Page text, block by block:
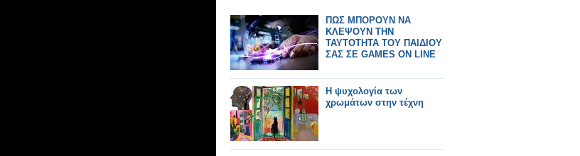
ΠΩΣ ΜΠΟΡΟΥΝ ΝΑ
ΚΛΕΨΟΥΝ ΤΗΝ
ΤΑΥΤΟΤΗΤΑ ΤΟΥ ΠΑΙΔΙΟΥ
ΣΑΣ ΣΕ GAMES ON LINE
Η ψυχολογία των
χρωμάτων στην τέχνη